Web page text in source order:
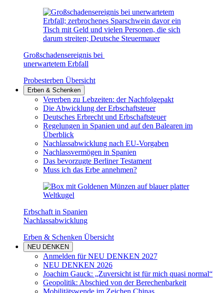
Großschadensereignis bei
unerwartetem Erbfall
Probesterben Übersicht
Erben & Schenken
Vererben zu Lebzeiten: der Nachfolgepakt
Die Abwicklung der Erbschaftsteuer
Deutsches Erbrecht und Erbschaftsteuer
Regelungen in Spanien und auf den Balearen im
Überblick
Nachlassabwicklung nach EU-Vorgaben
Nachlassvermögen in Spanien
Das bevorzugte Berliner Testament
Muss ich das Erbe annehmen?
Erbschaft in Spanien
Nachlassabwicklung
Erben & Schenken Übersicht
NEU DENKEN
Anmelden für NEU DENKEN 2027
NEU DENKEN 2026
Joachim Gauck: „Zuversicht ist für mich quasi normal“
Geopolitik: Abschied von der Berechenbarkeit
Mobilitätswende im Zeichen Chinas